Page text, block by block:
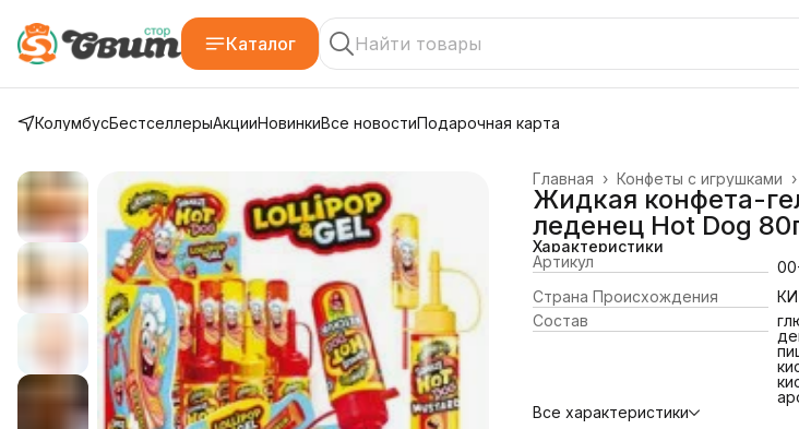
Каталог
КолумбусБестселлерыАкцииНовинкиВсе новостиПодарочная карта
Конфеты с игрушками ›
Главная ›
Жидкая конфета-
леденец Hot Dog
Характеристики
Артикул
Страна Происхождения
Состав
Все характеристики